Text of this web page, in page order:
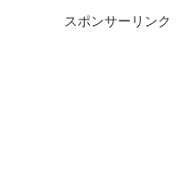
スポンサーリンク